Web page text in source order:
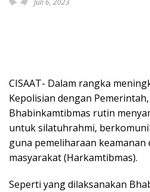
Juli 6, 2023
CISAAT- Dalam rangka
Kepolisian dengan
Bhabinkamtibmas rutin
untuk silatuhrahmi,
guna pemeliharaan
masyarakat (Harkamtibmas).
Seperti yang dilaksanakan